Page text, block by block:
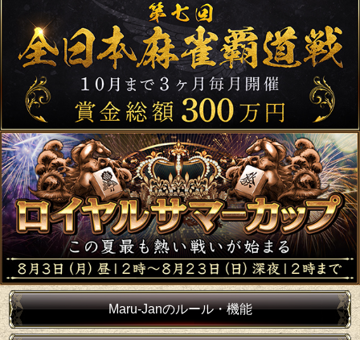
Maru-Janのルール・機能